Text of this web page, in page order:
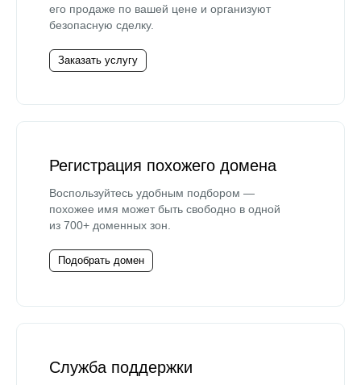
его продаже по вашей цене и организуют
безопасную сделку.
Заказать услугу
Регистрация похожего домена
Воспользуйтесь удобным подбором —
похожее имя может быть свободно в одной
из 700+ доменных зон.
Подобрать домен
Служба поддержки